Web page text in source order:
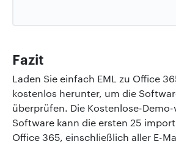
Fazit
Laden Sie einfach EML zu Office
kostenlos herunter, um die
überprüfen. Die Kostenlose-
Software kann die ersten 25
Office 365, einschließlich aller E-